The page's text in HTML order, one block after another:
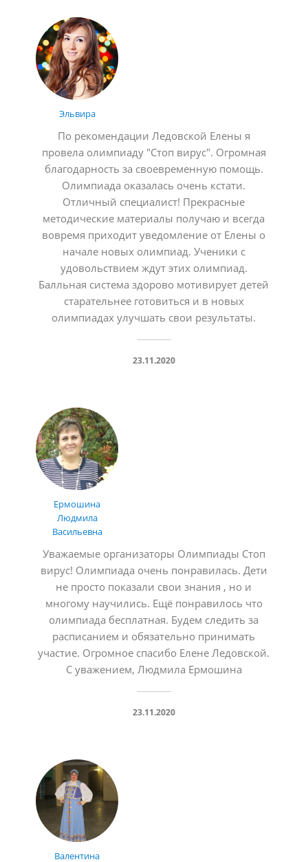
Эльвира
По рекомендации Ледовской Елены я
провела олимпиаду "Стоп вирус". Огромная
благодарность за своевременную помощь.
Олимпиада оказалась очень кстати.
Отличный специалист! Прекрасные
методические материалы получаю и всегда
вовремя приходит уведомление от Елены о
начале новых олимпиад. Ученики с
удовольствием ждут этих олимпиад.
Балльная система здорово мотивирует детей
старательнее готовиться и в новых
олимпиадах улучшать свои результаты.
23.11.2020
Ермошина
Людмила
Васильевна
Уважаемые организаторы Олимпиады Стоп
вирус! Олимпиада очень понравилась. Дети
не просто показали свои знания , но и
многому научились. Ещё понравилось что
олимпиада бесплатная. Будем следить за
расписанием и обязательно принимать
участие. Огромное спасибо Елене Ледовской.
С уважением, Людмила Ермошина
23.11.2020
Валентина